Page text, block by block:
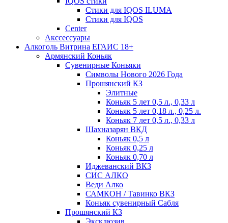
Стики для IQOS ILUMA
Стики для IQOS
Сenter
Акссессуары
Алкоголь Витрина ЕГАИС 18+
Армянский Коньяк
Сувенирные Коньяки
Символы Нового 2026 Года
Прошянский КЗ
Элитные
Коньяк 5 лет 0,5 л., 0,33 л
Коньяк 5 лет 0,18 л., 0,25 л.
Коньяк 7 лет 0,5 л., 0,33 л
Шахназарян ВКД
Коньяк 0,5 л
Коньяк 0,25 л
Коньяк 0,70 л
Иджеванский ВКЗ
СИС АЛКО
Веди Алко
САМКОН / Тавинко ВКЗ
Коньяк сувенирный Сабля
Прошянский КЗ
Эксклюзив